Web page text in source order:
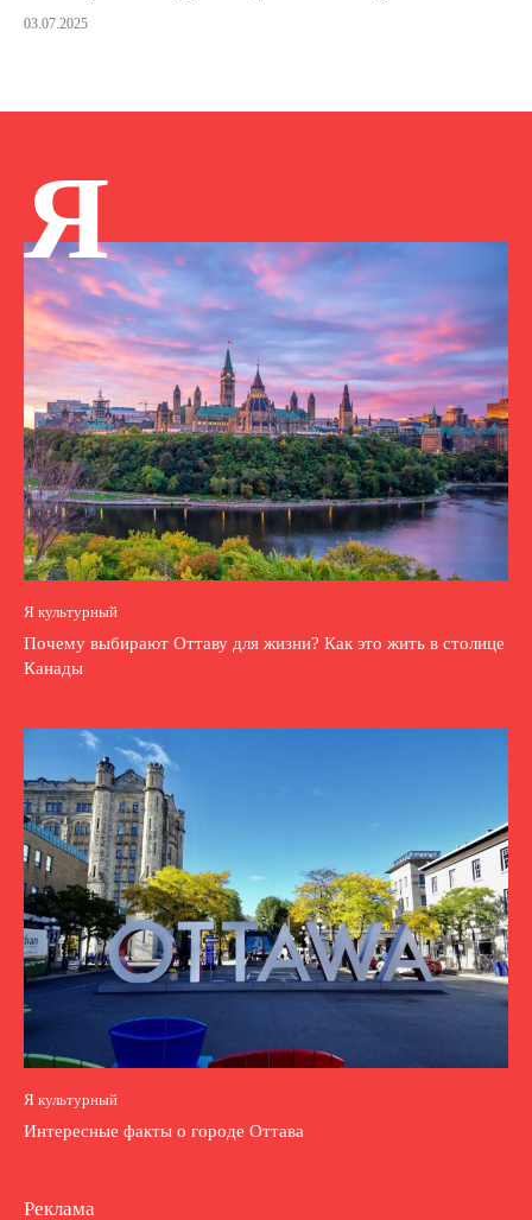
03.07.2025
Я
Я культурный
Почему выбирают Оттаву для жизни? Как это жить в столице
Канады
Я культурный
Интересные факты о городе Оттава
Реклама